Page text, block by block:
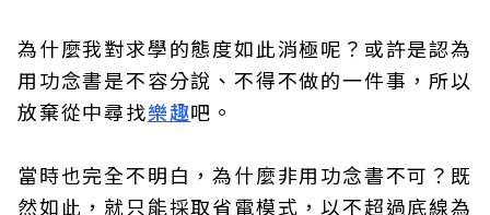
為什麼我對求學的態度如此消極呢？或許是認為
用功念書是不容分說、不得不做的一件事，所以
放棄從中尋找樂趣吧。
當時也完全不明白，為什麼非用功念書不可？既
然如此，就只能採取省電模式，以不超過底線為